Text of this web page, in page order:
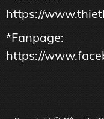
https://
*Fanpage:
https://